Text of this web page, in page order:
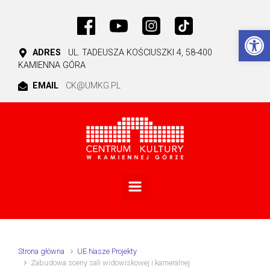
ADRES
UL. TADEUSZA KOŚCIUSZKI 4, 58-400
KAMIENNA GÓRA
EMAIL
CK@UMKG.PL
Strona główna
UE Nasze Projekty
Zabudowa sceny sali widowiskowej i kameralnej